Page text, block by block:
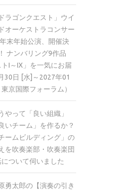
ドラゴンクエスト」ウイ
オーケストラコンサー
年末年始公演、開催決
ナンバリング9作品
トI～IX」を一気にお届
30日 [水]～2027年01
京国際フォーラム）
やって「良い組織」
良いチーム」を作るか？
チームビルディング」の
を吹奏楽部・吹奏楽団
ついて伺いました
勇太郎の【演奏の引き